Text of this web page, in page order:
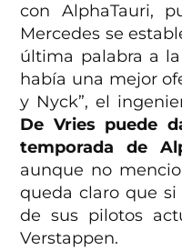
con AlphaTauri,
Mercedes se
última palabra a
había una mejor
y Nyck”, el
De Vries puede
temporada de
aunque no
queda claro que
de sus pilotos
Verstappen.